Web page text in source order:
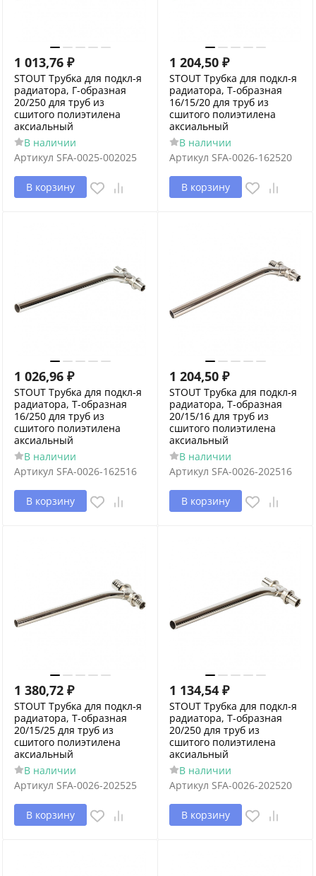
1 013,76 ₽
STOUT Трубка для подкл-я
радиатора, Г-образная
20/250 для труб из
сшитого полиэтилена
аксиальный
В наличии
Артикул SFA-0025-002025
В корзину
1 204,50 ₽
STOUT Трубка для подкл-я
радиатора, Т-образная
16/15/20 для труб из
сшитого полиэтилена
аксиальный
В наличии
Артикул SFA-0026-162520
В корзину
1 026,96 ₽
STOUT Трубка для подкл-я
радиатора, Т-образная
16/250 для труб из
сшитого полиэтилена
аксиальный
В наличии
Артикул SFA-0026-162516
В корзину
1 204,50 ₽
STOUT Трубка для подкл-я
радиатора, Т-образная
20/15/16 для труб из
сшитого полиэтилена
аксиальный
В наличии
Артикул SFA-0026-202516
В корзину
1 380,72 ₽
STOUT Трубка для подкл-я
радиатора, Т-образная
20/15/25 для труб из
сшитого полиэтилена
аксиальный
В наличии
Артикул SFA-0026-202525
В корзину
1 134,54 ₽
STOUT Трубка для подкл-я
радиатора, Т-образная
20/250 для труб из
сшитого полиэтилена
аксиальный
В наличии
Артикул SFA-0026-202520
В корзину